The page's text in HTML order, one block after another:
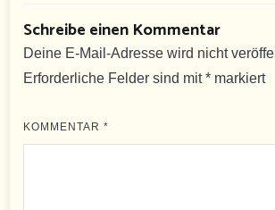
Schreibe einen Kommentar
Deine E-Mail-Adresse wird nicht
Erforderliche Felder sind mit* markiert
KOMMENTAR*